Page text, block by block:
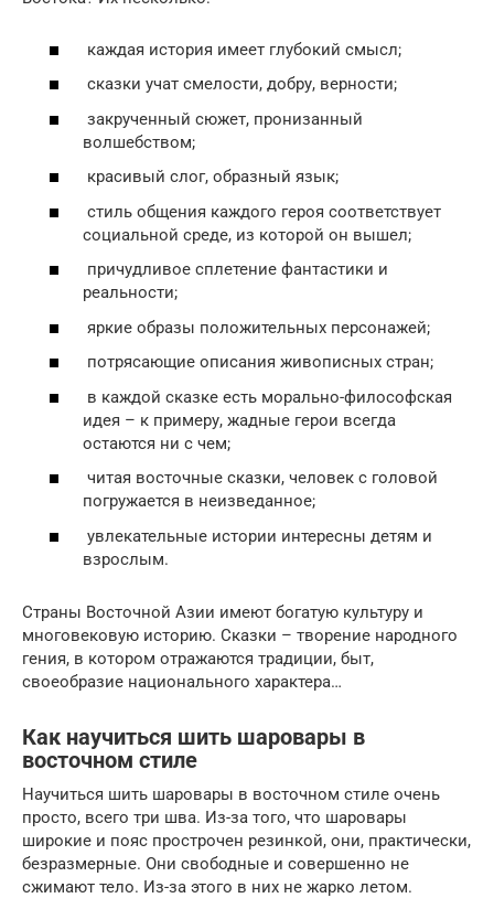
каждая история имеет глубокий смысл;
сказки учат смелости, добру, верности;
закрученный сюжет, пронизанный
волшебством;
красивый слог, образный язык;
стиль общения каждого героя соответствует
социальной среде, из которой он вышел;
причудливое сплетение фантастики и
реальности;
яркие образы положительных персонажей;
потрясающие описания живописных стран;
в каждой сказке есть морально-философская
идея – к примеру, жадные герои всегда
остаются ни с чем;
читая восточные сказки, человек с головой
погружается в неизведанное;
увлекательные истории интересны детям и
взрослым.
Страны Восточной Азии имеют богатую культуру и
многовековую историю. Сказки – творение народного
гения, в котором отражаются традиции, быт,
своеобразие национального характера…
Как научиться шить шаровары в
восточном стиле
Научиться шить шаровары в восточном стиле очень
просто, всего три шва. Из-за того, что шаровары
широкие и пояс прострочен резинкой, они, практически,
безразмерные. Они свободные и совершенно не
сжимают тело. Из-за этого в них не жарко летом.